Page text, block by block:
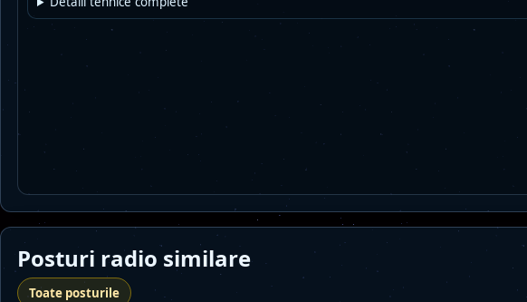
Posturi radio similare
Toate posturile